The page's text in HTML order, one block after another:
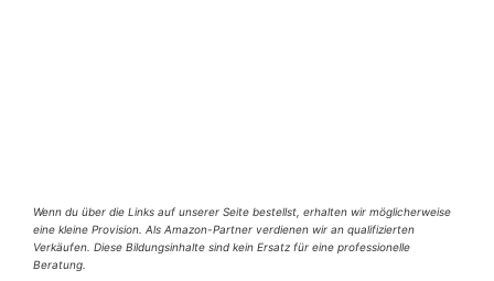
Wenn du über die Links auf unserer Seite bestellst, erhalten wir möglicherweise
eine kleine Provision. Als Amazon-Partner verdienen wir an qualifizierten
Verkäufen. Diese Bildungsinhalte sind kein Ersatz für eine professionelle
Beratung.